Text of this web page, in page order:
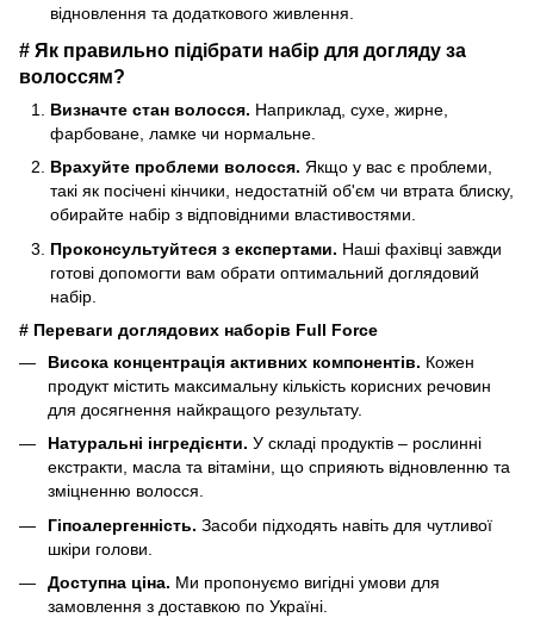
відновлення та додаткового живлення.
# Як правильно підібрати набір для догляду за
волоссям?
Визначте стан волосся. Наприклад, сухе, жирне,
фарбоване, ламке чи нормальне.
Врахуйте проблеми волосся. Якщо у вас є проблеми,
такі як посічені кінчики, недостатній об'єм чи втрата блиску,
обирайте набір з відповідними властивостями.
Проконсультуйтеся з експертами. Наші фахівці завжди
готові допомогти вам обрати оптимальний доглядовий
набір.
# Переваги доглядових наборів Full Force
Висока концентрація активних компонентів. Кожен
продукт містить максимальну кількість корисних речовин
для досягнення найкращого результату.
Натуральні інгредієнти. У складі продуктів – рослинні
екстракти, масла та вітаміни, що сприяють відновленню та
зміцненню волосся.
Гіпоалергенність. Засоби підходять навіть для чутливої
шкіри голови.
Доступна ціна. Ми пропонуємо вигідні умови для
замовлення з доставкою по Україні.